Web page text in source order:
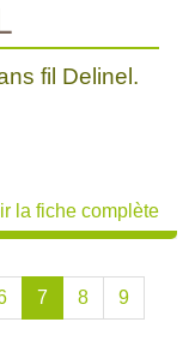
fil Delinel.
la fiche complète
7 8 9